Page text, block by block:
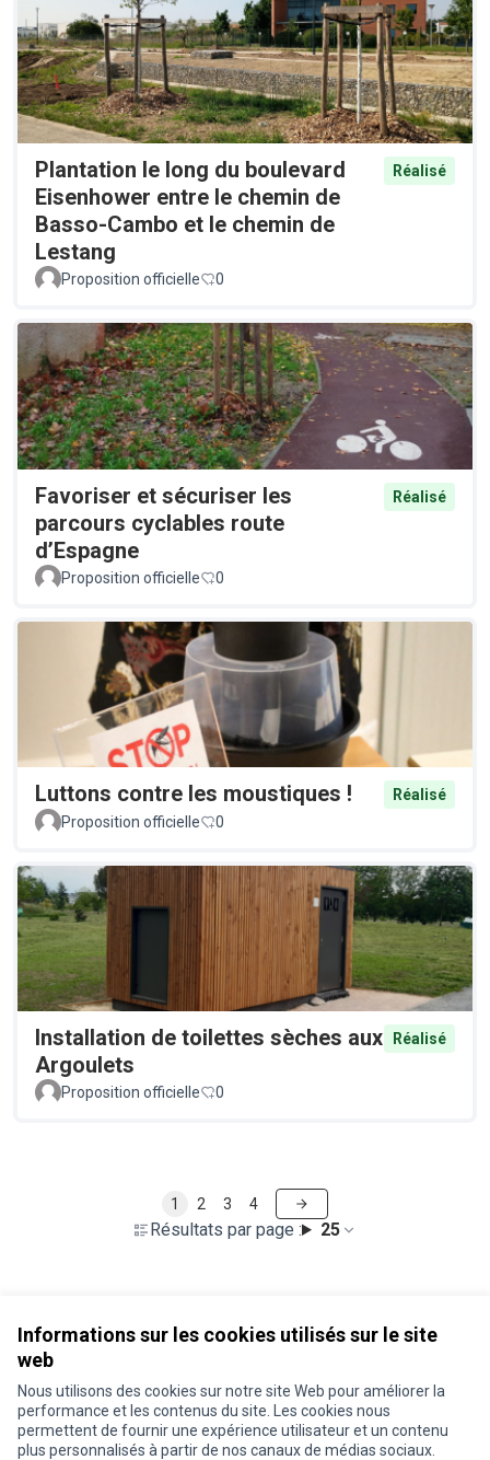
Informations sur les cookies utilisés sur le site
web
Nous utilisons des cookies sur notre site Web pour améliorer la
performance et les contenus du site. Les cookies nous
permettent de fournir une expérience utilisateur et un contenu
plus personnalisés à partir de nos canaux de médias sociaux.
Plantation le long du boulevard
Eisenhower entre le chemin de
Basso-Cambo et le chemin de
Lestang
Réalisé
Proposition officielle 0
Favoriser et sécuriser les
parcours cyclables route
d’Espagne
Réalisé
Proposition officielle 0
Luttons contre les moustiques !
Réalisé
Proposition officielle
0
Installation de toilettes sèches aux
Argoulets
Réalisé
Proposition officielle 0
Résultats par page : 25
1 2 3 4
Conditions d'utilisation
Paramètres des cookies
Je participe ! sur X
Je participe ! sur Facebook
Je participe ! sur Instagram